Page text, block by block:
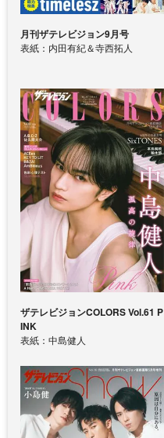
月刊ザテレビジョン9月号
表紙：内田有紀＆寺西拓人
ザテレビジョンCOLORS Vol.61 P
INK
表紙：中島健人